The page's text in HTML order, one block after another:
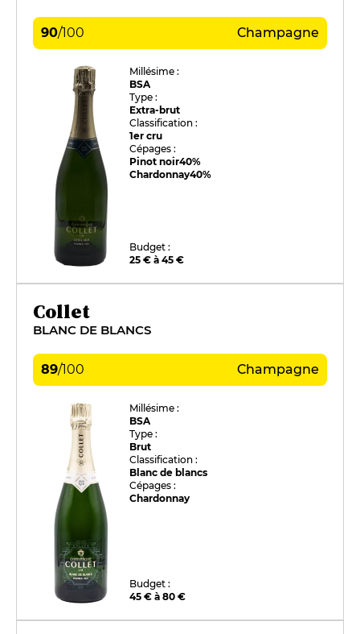
90/100 Champagne
Millésime :
BSA
Type :
Extra-brut
Classification :
1er cru
Cépages :
Pinot noir40%
Chardonnay40%
Budget :
25 € à 45 €
Collet
BLANC DE BLANCS
89/100 Champagne
Millésime :
BSA
Type :
Brut
Classification :
Blanc de blancs
Cépages :
Chardonnay
Budget :
45 € à 80 €